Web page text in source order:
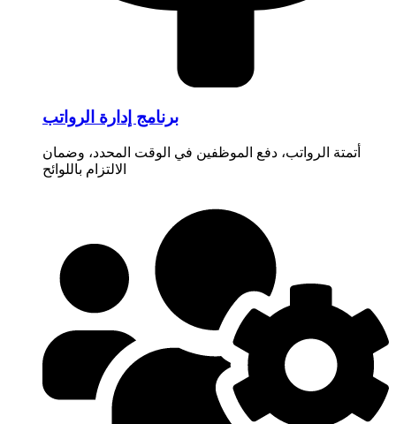
برنامج إدارة الرواتب
أتمتة الرواتب، دفع الموظفين في الوقت المحدد، وضمان
الالتزام باللوائح